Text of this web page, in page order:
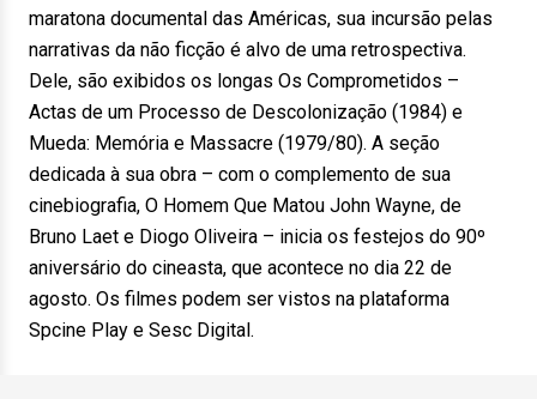
maratona documental das Américas, sua incursão pelas
narrativas da não ficção é alvo de uma retrospectiva.
Dele, são exibidos os longas Os Comprometidos –
Actas de um Processo de Descolonização (1984) e
Mueda: Memória e Massacre (1979/80). A seção
dedicada à sua obra – com o complemento de sua
cinebiografia, O Homem Que Matou John Wayne, de
Bruno Laet e Diogo Oliveira – inicia os festejos do 90º
aniversário do cineasta, que acontece no dia 22 de
agosto. Os filmes podem ser vistos na plataforma
Spcine Play e Sesc Digital.